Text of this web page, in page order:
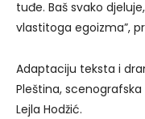
tuđe. Baš svako
vlastitoga egoizma”,
Adaptaciju teksta i
Pleština, scenografska
Lejla Hodžić.